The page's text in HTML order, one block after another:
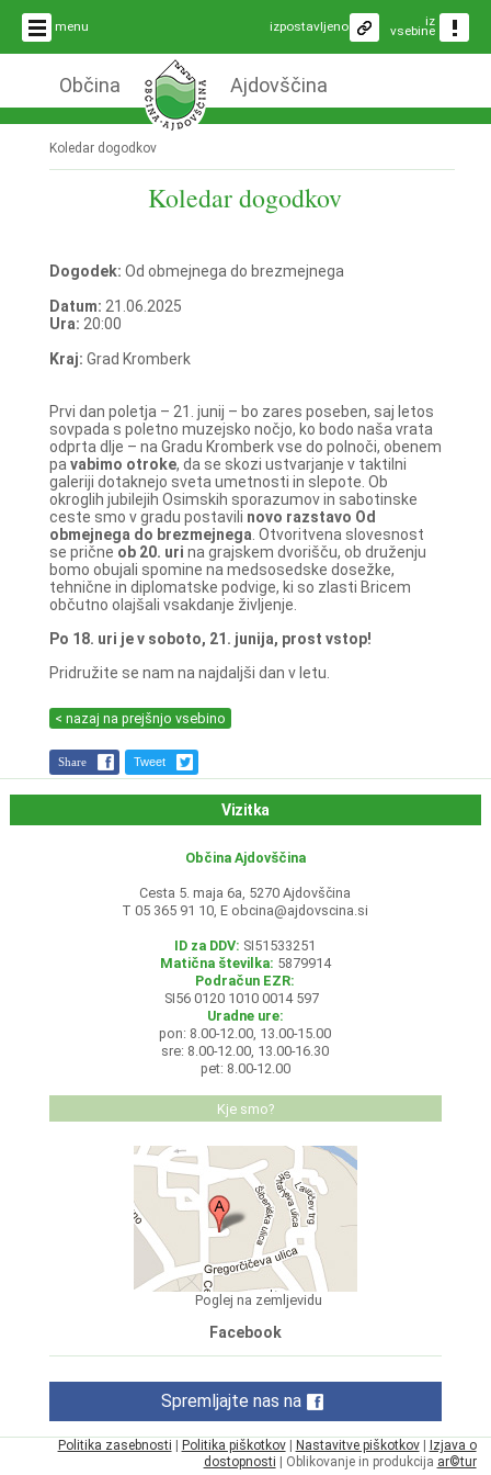
menu iz
vsebine
izpostavljeno
Občina Ajdovščina
Koledar dogodkov
Koledar dogodkov
Dogodek: Od obmejnega do brezmejnega
Datum: 21.06.2025
Ura: 20:00
Kraj: Grad Kromberk
Prvi dan poletja – 21. junij – bo zares poseben, saj letos
sovpada s poletno muzejsko nočjo, ko bodo naša vrata
odprta dlje – na Gradu Kromberk vse do polnoči, obenem
pa vabimo otroke, da se skozi ustvarjanje v taktilni
galeriji dotaknejo sveta umetnosti in slepote. Ob
okroglih jubilejih Osimskih sporazumov in sabotinske
ceste smo v gradu postavili novo razstavo Od
obmejnega do brezmejnega . Otvoritvena slovesnost
se prične ob 20. uri na grajskem dvorišču, ob druženju
bomo obujali spomine na medsosedske dosežke,
tehnične in diplomatske podvige, ki so zlasti Bricem
občutno olajšali vsakdanje življenje.
Po 18. uri je v soboto, 21. junija, prost vstop!
Pridružite se nam na najdaljši dan v letu.
< nazaj na prejšnjo vsebino
Share Tweet
Vizitka
Občina Ajdovščina
Cesta 5. maja 6a, 5270 Ajdovščina
T 05 365 91 10, E obcina@ajdovscina.si
ID za DDV: SI51533251
Matična številka: 5879914
Podračun EZR:
SI56 0120 1010 0014 597
Uradne ure:
pon: 8.00-12.00, 13.00-15.00
sre: 8.00-12.00, 13.00-16.30
pet: 8.00-12.00
Kje smo?
Poglej na zemljevidu
Facebook
Spremljajte nas na
Politika zasebnosti | Politika piškotkov| Nastavitve piškotkov| Izjava o
dostopnosti | Oblikovanje in produkcija ar©tur